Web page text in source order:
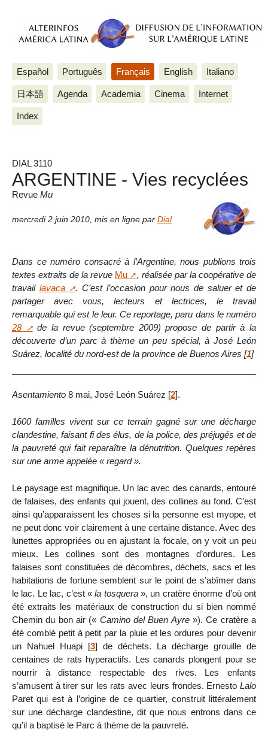
Español Português Français English Italiano
日本語 Agenda Academia Cinema Internet
Index
DIAL 3110
ARGENTINE - Vies recyclées
Revue Mu
mercredi 2 juin 2010 mis en ligne par Dial
Dans ce numéro consacré à l’Argentine, nous publions trois
textes extraits de la revue Mu
, réalisée par la coopérative de
travail lavaca
. C’est l’occasion pour nous de saluer et de
partager avec vous, lecteurs et lectrices, le travail
remarquable qui est le leur. Ce reportage, paru dans le numéro
28
de la revue (septembre 2009) propose de partir à la
découverte d’un parc à thème un peu spécial, à José León
Suárez, localité du nord-est de la province de Buenos Aires [1]
Asentamiento 8 mai, José León Suárez [2].
1600 familles vivent sur ce terrain gagné sur une décharge
clandestine, faisant fi des élus, de la police, des préjugés et de
la pauvreté qui fait reparaître la dénutrition. Quelques repères
sur une arme appelée « regard ».
Le paysage est magnifique. Un lac avec des canards, entouré
de falaises, des enfants qui jouent, des collines au fond. C’est
ainsi qu’apparaissent les choses si la personne est myope, et
ne peut donc voir clairement à une certaine distance. Avec des
lunettes appropriées ou en ajustant la focale, on y voit un peu
mieux. Les collines sont des montagnes d’ordures. Les
falaises sont constituées de décombres, déchets, sacs et les
habitations de fortune semblent sur le point de s’abîmer dans
le lac. Le lac, c’est «la tosquera», un cratère énorme d’où ont
été extraits les matériaux de construction du si bien nommé
Chemin du bon air (« Camino del Buen Ayre»). Ce cratère a
été comblé petit à petit par la pluie et les ordures pour devenir
un Nahuel Huapi [3] de déchets. La décharge grouille de
centaines de rats hyperactifs. Les canards plongent pour se
nourrir à distance respectable des rives. Les enfants
s’amusent à tirer sur les rats avec leurs frondes. Ernesto Lalo
Paret qui est à l’origine de ce quartier, construit littéralement
sur une décharge clandestine, dit que nous entrons dans ce
qu’il a baptisé le Parc à thème de la pauvreté.